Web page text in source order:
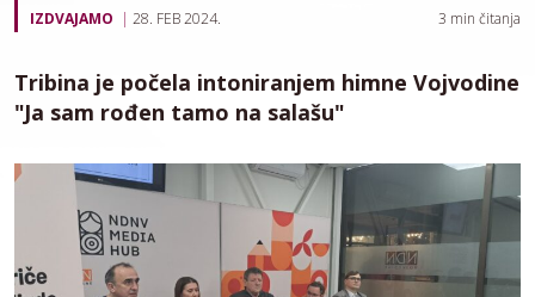
IZDVAJAMO 28. FEB 2024. 3 min čitanja
Tribina je počela intoniranjem himne Vojvodine
"Ja sam rođen tamo na salašu"